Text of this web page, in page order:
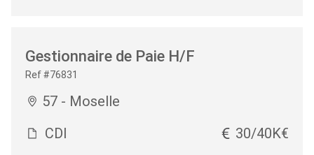
Gestionnaire de Paie H/F
Ref #76831
57 - Moselle
CDI
30/40K€